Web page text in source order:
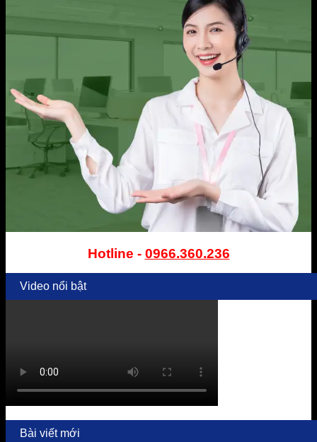
Hotline - 0966.360.236
Video nổi bật
Bài viết mới